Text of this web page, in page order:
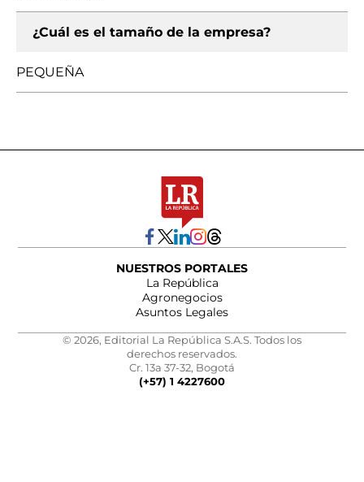
¿Cuál es el tamaño de la empresa?
PEQUEÑA
NUESTROS PORTALES
La República
Agronegocios
Asuntos Legales
© 2026, Editorial La República S.A.S. Todos los
derechos reservados.
Cr. 13a 37-32, Bogotá
(+57) 1 4227600